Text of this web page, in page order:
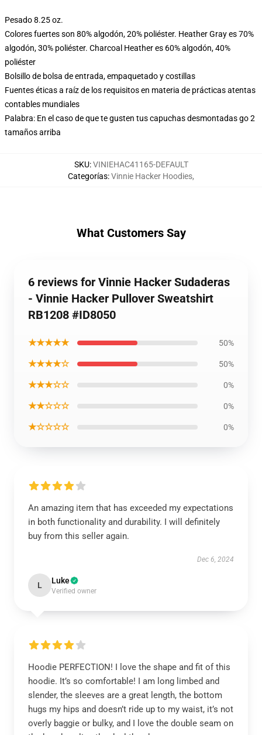
Pesado 8.25 oz.
Colores fuertes son 80% algodón, 20% poliéster. Heather Gray es 70%
algodón, 30% poliéster. Charcoal Heather es 60% algodón, 40%
poliéster
Bolsillo de bolsa de entrada, empaquetado y costillas
Fuentes éticas a raíz de los requisitos en materia de prácticas atentas
contables mundiales
Palabra: En el caso de que te gusten tus capuchas desmontadas go 2
tamaños arriba
SKU:VINIEHAC41165-DEFAULT
Categorías:Vinnie Hacker Hoodies,
What Customers Say
6 reviews for Vinnie Hacker Sudaderas
- Vinnie Hacker Pullover Sweatshirt
RB1208 #ID8050
★★★★★ 50%
★★★★☆ 50%
★★★☆☆ 0%
★★☆☆☆ 0%
★☆☆☆☆ 0%
An amazing item that has exceeded my expectations
in both functionality and durability. I will definitely
buy from this seller again.
Dec 6, 2024
L Luke
Verified owner
Hoodie PERFECTION! I love the shape and fit of this
hoodie. It’s so comfortable! I am long limbed and
slender, the sleeves are a great length, the bottom
hugs my hips and doesn’t ride up to my waist, it’s not
overly baggie or bulky, and I love the double seam on